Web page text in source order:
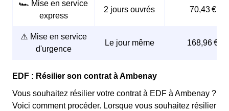
🏎️ Mise en service
express
2 jours ouvrés 70,43 €
⚠️ Mise en service
d'urgence
Le jour même 168,96 €
EDF : Résilier son contrat à Ambenay
Vous souhaitez résilier votre contrat à EDF à Ambenay ?
Voici comment procéder. Lorsque vous souhaitez résilier